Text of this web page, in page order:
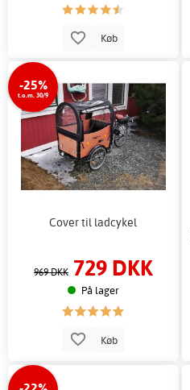
Køb
-25%
t.o.m. 30/9
Cover til ladcykel
969 DKK 729 DKK
På lager
Køb